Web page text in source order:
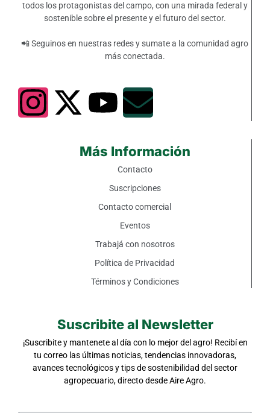
todos los protagonistas del campo, con una mirada federal y
sostenible sobre el presente y el futuro del sector.
📲 Seguinos en nuestras redes y sumate a la comunidad agro
más conectada.
Más Información
Contacto
Suscripciones
Contacto comercial
Eventos
Trabajá con nosotros
Política de Privacidad
Términos y Condiciones
Suscribite al Newsletter
¡Suscribite y mantenete al día con lo mejor del agro! Recibí en
tu correo las últimas noticias, tendencias innovadoras,
avances tecnológicos y tips de sostenibilidad del sector
agropecuario, directo desde Aire Agro.